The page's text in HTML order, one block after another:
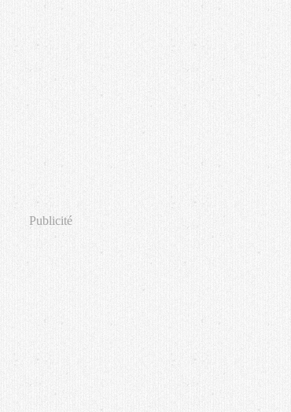
Publicité